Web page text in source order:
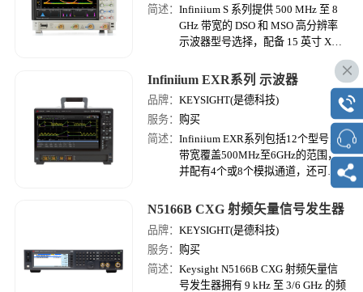
简述：Infiniium S 系列提供 500 MHz 至 8
GHz 带宽的 DSO 和 MSO 高分辨率
示波器型号选择，配备 15 英寸 XGA
（ADC），并且标配了高达 50
Mpts/通道的存储器。
Infiniium EXR系列 示波器
品牌：KEYSIGHT(是德科技)
服务： 购买
简述：Infiniium EXR系列包括12个型号，
带宽覆盖500MHz至6GHz的范围，
并配有4个或8个模拟通道，还可灵
N5166B CXG 射频矢量信号发生器
品牌：KEYSIGHT(是德科技)
服务： 购买
简述：Keysight N5166B CXG 射频矢量信
号发生器拥有 9 kHz 至 3/6 GHz 的频